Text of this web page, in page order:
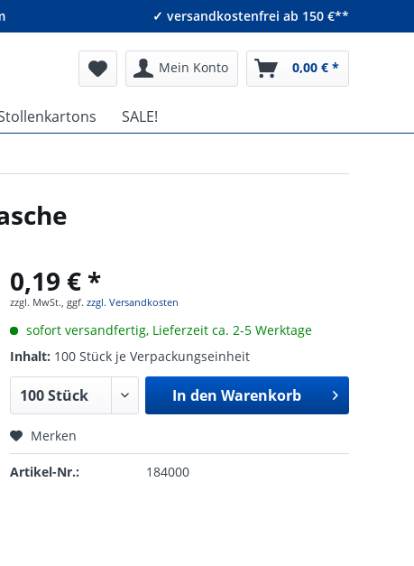
✓ versandkostenfrei ab 150 €**
Mein Konto 0,00 € *
SALE!
0,19 € *
zzgl. MwSt., ggf. zzgl. Versandkosten
sofort versandfertig, Lieferzeit ca. 2-5 Werktage
Inhalt: 100 Stück je Verpackungseinheit
In den Warenkorb
Merken
Artikel-Nr.: 184000